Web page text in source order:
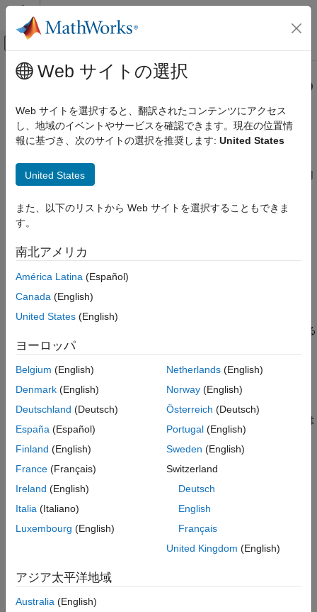
コンテンツへスキップ
オフキャンバス ナビゲーション メ
ドキュメンテーションのホーム
Simulink Check
チェック
項目一覧
説明
チェックのパラメーター化
機能および制限事項
参考
メインコンテンツ
Discrete-Time Integrator ブロックの
使用のチェック
チェック ID:mathworks.jmaab_v6.jc_0627
ガイドライン : jc_0627: Discrete-Time Integrator ブロックの使用
JMAAB v6.0
説明
Discrete-Time Integrator
ブロックについて、以下に該当している
かどうかがチェックされます。
ブロック パラメーター [出力を制限する]が選択されてい
る。
オブジェクトまたは
MPT.Parameter
オブジェクトを使用して飽和制限が定義され
ている。
チェックのパラメーター化
MAB モデリング ガイドラインはサブ ID を 1 つのみ提供するた
め、このチェックにはサブチェックは含まれません。
参考として、NA-MAAB および JMAAB モデリング標準組織で使
用が推奨されている MAB ガイドライン サブ ID は以下のとおり
です。
Web サイトの選択
Web サイトを選択すると、翻訳されたコンテンツにアクセス
し、地域のイベントやサービスを確認できます。現在の位置情
報に基づき、次のサイトの選択を推奨します: United States
United States
また、以下のリストから Web サイトを選択することもできま
す。
南北アメリカ
América Latina (Español)
Canada (English)
United States (English)
ヨーロッパ
Belgium (English)
Denmark (English)
Deutschland (Deutsch)
España (Español)
Finland (English)
France (Français)
Ireland (English)
Italia (Italiano)
Luxembourg (English)
Netherlands(English)
Norway(English)
Österreich (Deutsch)
Portugal(English)
Sweden (English)
Switzerland
Deutsch
English
Français
United Kingdom (English)
アジア太平洋地域
Australia (English)